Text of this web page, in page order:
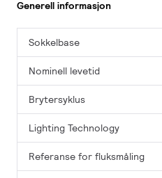
Generell informasjon
Sokkelbase
Nominell levetid
Brytersyklus
Lighting Technology
Referanse for fluksmåling